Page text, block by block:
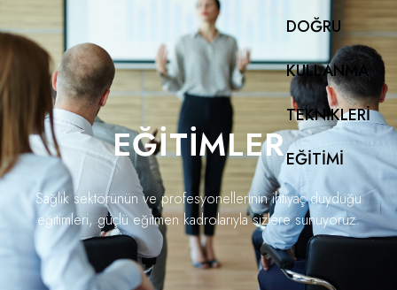
DOĞRU
KULLANMA
TEKNIKLERI
EĞITIMI
EĞITIMLER
Sağlık sektörünün ve profesyonellerinin ihtiyaç duyduğu
eğitimleri, güçlü eğitmen kadrolarıyla sizlere sunuyoruz.